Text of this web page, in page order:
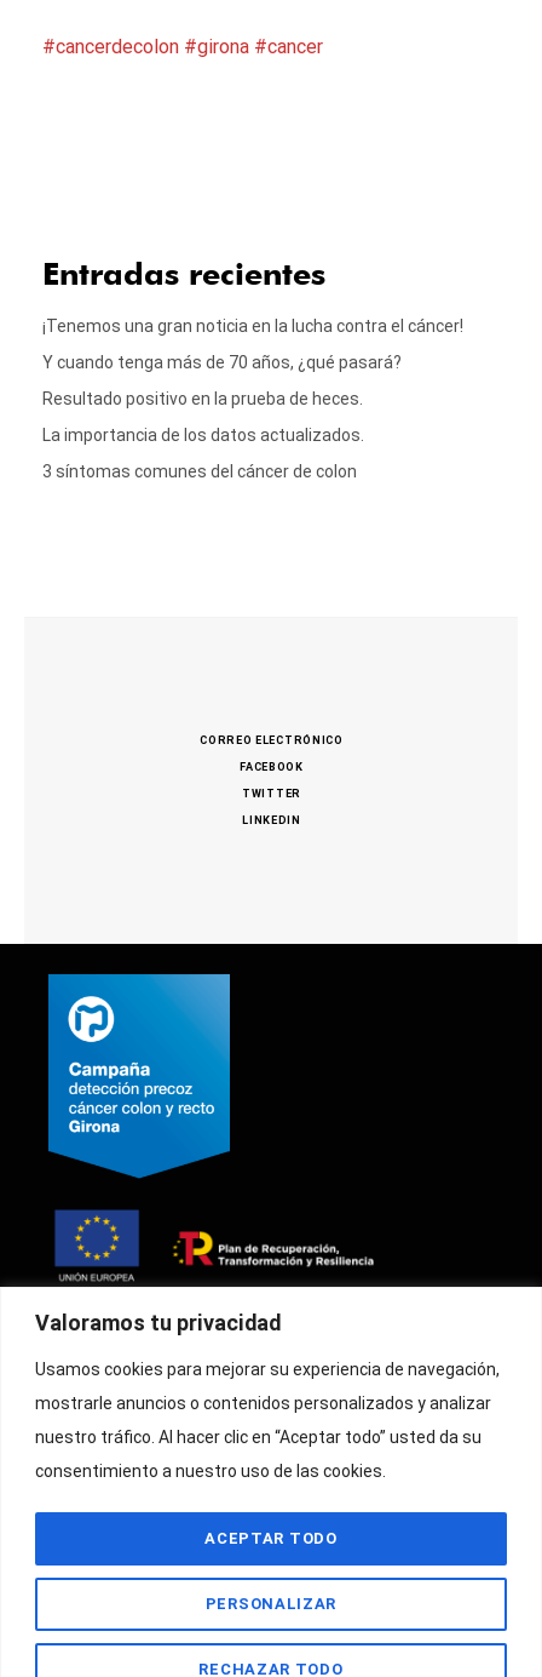
Valoramos tu privacidad
Usamos cookies para mejorar su experiencia de navegación,
mostrarle anuncios o contenidos personalizados y analizar
nuestro tráfico. Al hacer clic en “Aceptar todo” usted da su
consentimiento a nuestro uso de las cookies.
PERSONALIZAR
RECHAZAR TODO
ACEPTAR TODO
#cancerdecolon #girona #cancer
Entradas recientes
¡Tenemos una gran noticia en la lucha contra el cáncer!
Y cuando tenga más de 70 años, ¿qué pasará?
Resultado positivo en la prueba de heces.
La importancia de los datos actualizados.
3 síntomas comunes del cáncer de colon
CORREO ELECTRÓNICO
FACEBOOK
TWITTER
LINKEDIN
Oficina Técnica de Cribaje Región
Sanitaria de Girona
Teléfono:872 50 58 28
jueves de 9h a 18h, y viernes de
Inicio
Faqs
Política de